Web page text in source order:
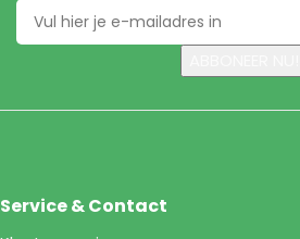
Service & Contact